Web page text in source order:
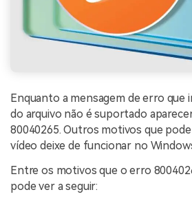
Enquanto a mensagem de erro que
do arquivo não é suportado
80040265. Outros motivos que
vídeo deixe de funcionar no
Entre os motivos que o erro
pode ver a seguir: